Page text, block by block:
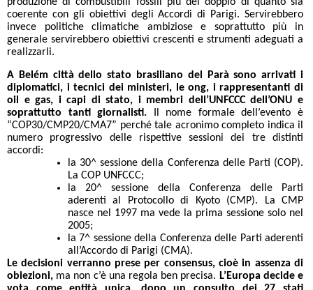
coerente con gli obiettivi degli Accordi di Parigi. Servirebbero
invece politiche climatiche ambiziose e soprattutto più in
generale servirebbero obiettivi crescenti e strumenti adeguati a
realizzarli.
A Belém città dello stato brasiliano del Parà sono arrivati i
diplomatici, i tecnici dei ministeri, le ong, i rappresentanti di
oil e gas, i capi di stato, i membri dell’UNFCCC dell’ONU e
soprattutto tanti giornalisti. Il nome formale dell’evento è
“COP30/CMP20/CMA7” perché tale acronimo completo indica il
numero progressivo delle rispettive sessioni dei tre distinti
accordi:
la 30^ sessione della Conferenza delle Parti (COP).
La COP UNFCCC;
la 20^ sessione della Conferenza delle Parti
aderenti al Protocollo di Kyoto (CMP). La CMP
nasce nel 1997 ma vede la prima sessione solo nel
2005;
la 7^ sessione della Conferenza delle Parti aderenti
all’Accordo di Parigi (CMA).
Le decisioni verranno prese per consensus, cioè in assenza di
obiezioni, ma non c’è una regola ben precisa. L’Europa decide e